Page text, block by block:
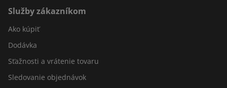
Služby zákazníkom
Ako kúpiť
Dodávka
Sťažnosti a vrátenie tovaru
Sledovanie objednávok